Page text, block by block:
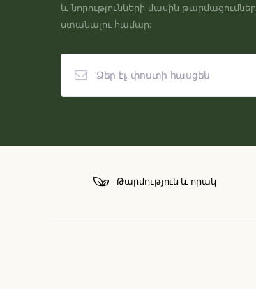
և նորությունների մասին թարմացումներ
ստանալու համար:
Թարմություն և որակ